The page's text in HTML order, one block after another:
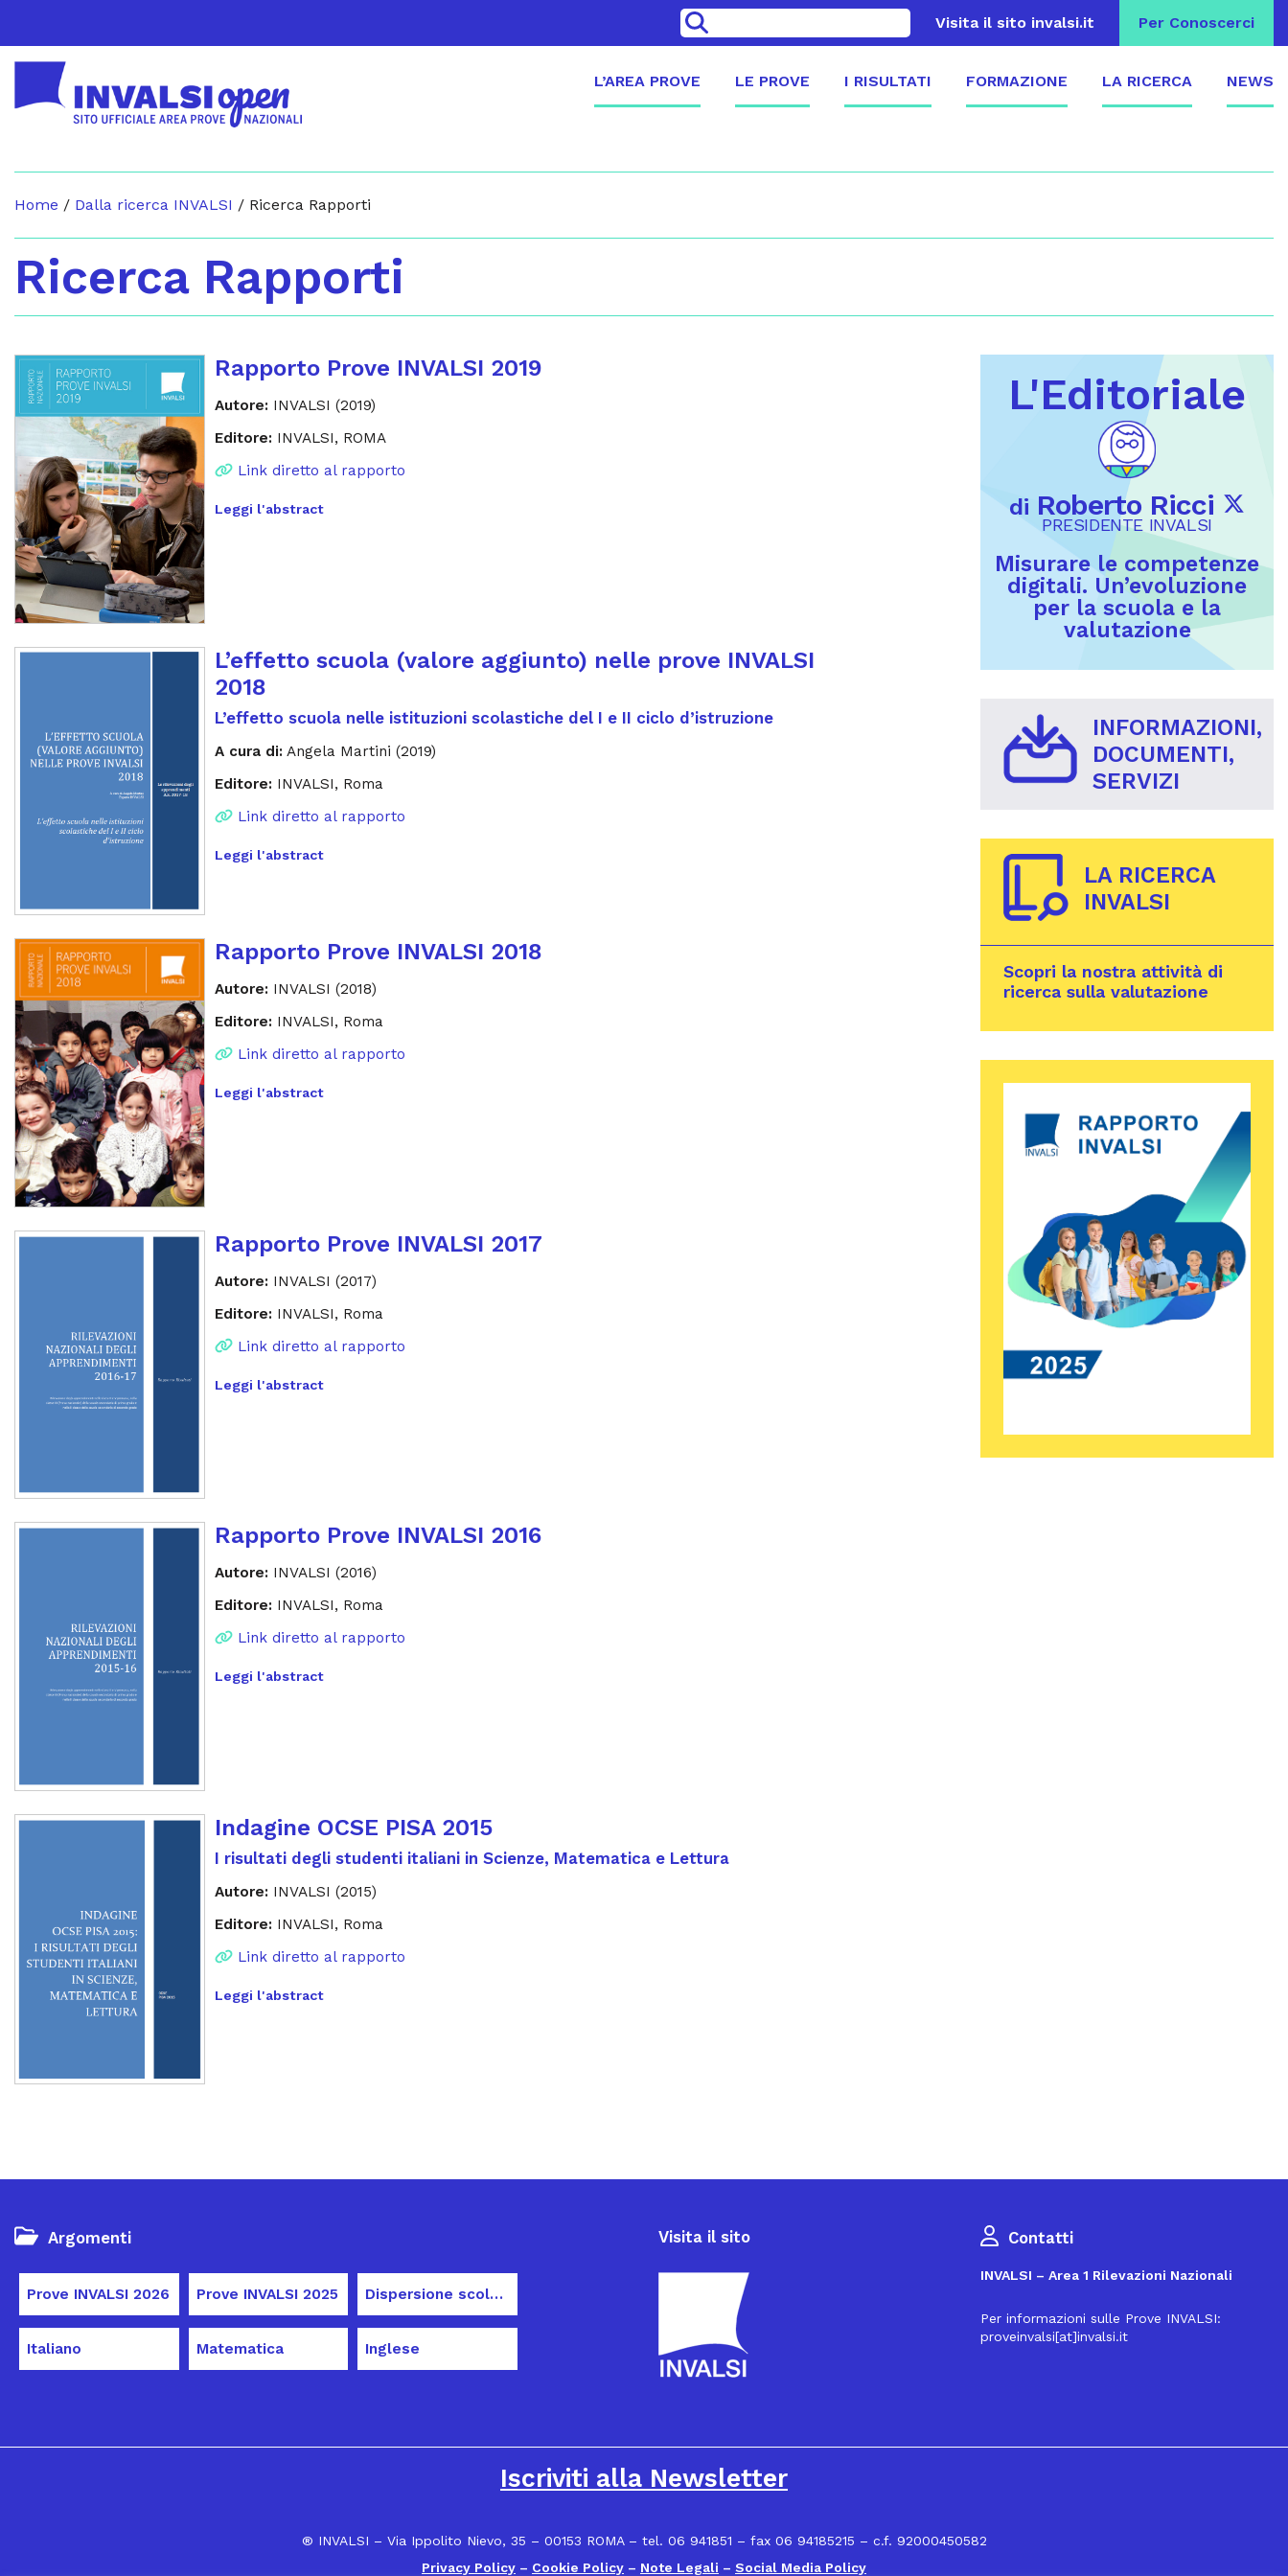
> Visita il sito invalsi.it Per Conoscerci
L’AREA PROVE LE PROVE I RISULTATI FORMAZIONE LA RICERCA NEWS
Home / Dalla ricerca INVALSI / Ricerca Rapporti
Ricerca Rapporti
Rapporto Prove INVALSI 2019
Autore: INVALSI (2019)
Editore: INVALSI, ROMA
Link diretto al rapporto
Leggi l'abstract
L’effetto scuola (valore aggiunto) nelle prove INVALSI
2018
L’effetto scuola nelle istituzioni scolastiche del I e II ciclo d’istruzione
A cura di: Angela Martini (2019)
Editore: INVALSI, Roma
Link diretto al rapporto
Leggi l'abstract
Rapporto Prove INVALSI 2018
Autore: INVALSI (2018)
Editore: INVALSI, Roma
Link diretto al rapporto
Leggi l'abstract
Rapporto Prove INVALSI 2017
Autore: INVALSI (2017)
Editore: INVALSI, Roma
Link diretto al rapporto
Leggi l'abstract
Rapporto Prove INVALSI 2016
Autore: INVALSI (2016)
Editore: INVALSI, Roma
Link diretto al rapporto
Leggi l'abstract
Indagine OCSE PISA 2015
I risultati degli studenti italiani in Scienze, Matematica e Lettura
Autore: INVALSI (2015)
Editore: INVALSI, Roma
Link diretto al rapporto
Leggi l'abstract
L'Editoriale
di Roberto Ricci
PRESIDENTE INVALSI
Misurare le competenze
digitali. Un’evoluzione
per la scuola e la
valutazione
INFORMAZIONI,
DOCUMENTI,
SERVIZI
LA RICERCA
INVALSI
Scopri la nostra attività di
ricerca sulla valutazione
Argomenti
Prove INVALSI 2026 Prove INVALSI 2025 Dispersione scolastica
Italiano Matematica Inglese
Visita il sito Contatti
INVALSI – Area 1 Rilevazioni Nazionali
Per informazioni sulle Prove INVALSI:
proveinvalsi[at]invalsi.it
Iscriviti alla Newsletter
® INVALSI – Via Ippolito Nievo, 35 – 00153 ROMA – tel. 06 941851 – fax 06 94185215 – c.f. 92000450582
Privacy Policy – Cookie Policy – Note Legali – Social Media Policy